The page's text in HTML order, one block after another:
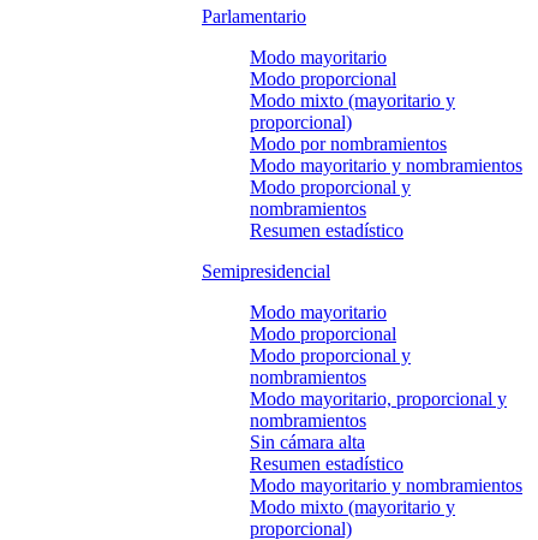
Parlamentario
Modo mayoritario
Modo proporcional
Modo mixto (mayoritario y
proporcional)
Modo por nombramientos
Modo mayoritario y nombramientos
Modo proporcional y
nombramientos
Resumen estadístico
Semipresidencial
Modo mayoritario
Modo proporcional
Modo proporcional y
nombramientos
Modo mayoritario, proporcional y
nombramientos
Sin cámara alta
Resumen estadístico
Modo mayoritario y nombramientos
Modo mixto (mayoritario y
proporcional)